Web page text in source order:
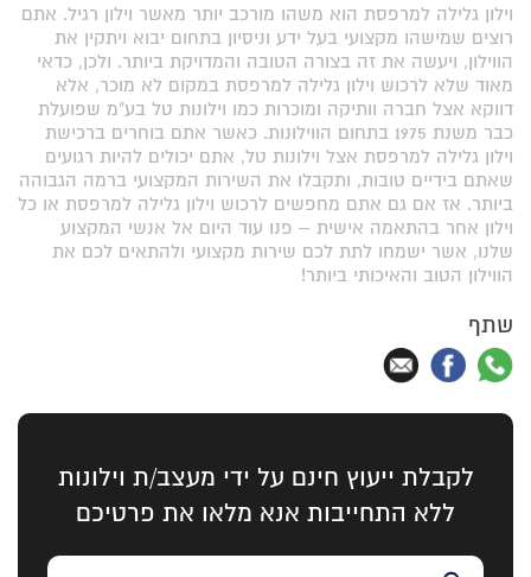
וילון גלילה למרפסת הוא משהו מורכב יותר מאשר וילון רגיל. אתם
רוצים שמישהו מקצועי בעל ידע וניסיון בתחום יבוא ויתקין את
הווילון, ויעשה את זה בצורה הטובה והמדויקת ביותר. ולכן, כדאי
מאוד שלא לרכוש וילון גלילה למרפסת במקום לא מוכר, אלא
דווקא אצל חברה וותיקה ומוכרות כמו וילונות טל בע"מ שפועלת
כבר משנת 1975 בתחום הווילונות. כאשר אתם בוחרים ברכישת
וילון גלילה למרפסת אצל וילונות טל, אתם יכולים להיות רגועים
שאתם בידיים טובות, ותקבלו את השירות המקצועי ברמה הגבוהה
ביותר. אז אם גם אתם מחפשים לרכוש וילון גלילה למרפסת או כל
וילון אחר בהתאמה אישית – פנו עוד היום אל אנשי המקצוע
שלנו, אשר ישמחו לתת לכם שירות מקצועי ולהתאים לכם את
הווילון הטוב והאיכותי ביותר!
שתף
לקבלת ייעוץ חינם על ידי מעצב/ת וילונות
ללא התחייבות אנא מלאו את פרטיכם